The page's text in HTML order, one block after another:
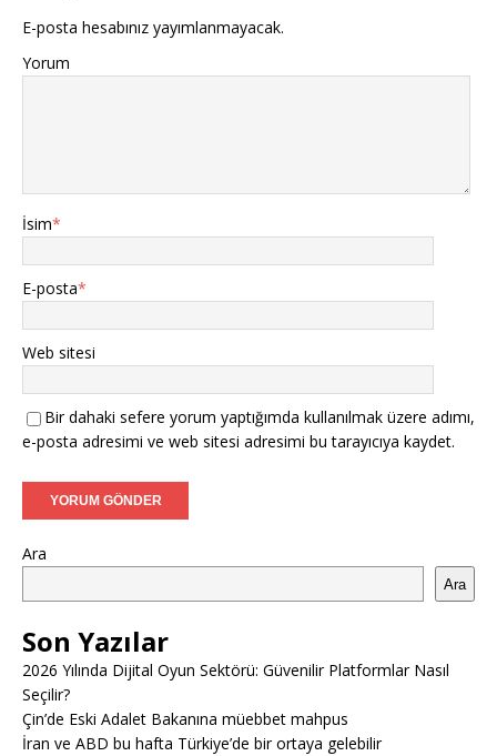
E-posta hesabınız yayımlanmayacak.
Yorum
İsim*
E-posta*
Web sitesi
Bir dahaki sefere yorum yaptığımda kullanılmak üzere adımı,
e-posta adresimi ve web sitesi adresimi bu tarayıcıya kaydet.
Ara
Ara
Son Yazılar
2026 Yılında Dijital Oyun Sektörü: Güvenilir Platformlar Nasıl
Seçilir?
Çin’de Eski Adalet Bakanına müebbet mahpus
İran ve ABD bu hafta Türkiye’de bir ortaya gelebilir